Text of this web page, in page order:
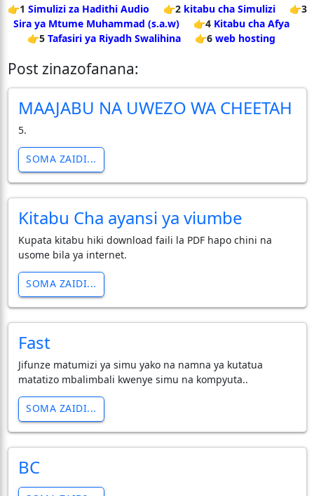
👉1 Simulizi za Hadithi Audio 👉2 kitabu cha Simulizi
👉3
Sira ya Mtume Muhammad (s.a.w)
👉4 Kitabu cha Afya
👉5 Tafasiri ya Riyadh Swalihina 👉6 web hosting
Post zinazofanana:
MAAJABU NA UWEZO WA CHEETAH
5.
SOMA ZAIDI...
Kitabu Cha ayansi ya viumbe
Kupata kitabu hiki download faili la PDF hapo chini na
usome bila ya internet.
SOMA ZAIDI...
Fast
Jifunze matumizi ya simu yako na namna ya kutatua
matatizo mbalimbali kwenye simu na kompyuta..
SOMA ZAIDI...
BC